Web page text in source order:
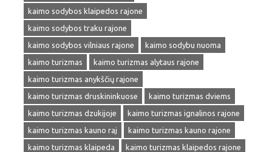
kaimo sodybos klaipedos rajone
kaimo sodybos traku rajone
kaimo sodybos vilniaus rajone
kaimo sodybu nuoma
kaimo turizmas
kaimo turizmas alytaus rajone
kaimo turizmas anykščių rajone
kaimo turizmas druskininkuose
kaimo turizmas dviems
kaimo turizmas dzukijoje
kaimo turizmas ignalinos rajone
kaimo turizmas kauno raj
kaimo turizmas kauno rajone
kaimo turizmas klaipeda
kaimo turizmas klaipedos rajone